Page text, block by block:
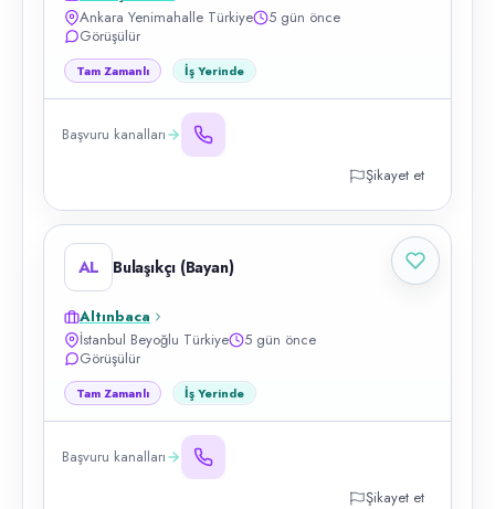
Ankara Yenimahalle Türkiye
5 gün önce
Görüşülür
Tam Zamanlı İş Yerinde
Başvuru kanalları
Şikayet et
AL Bulaşıkçı (Bayan)
Altınbaca
İstanbul Beyoğlu Türkiye
5 gün önce
Görüşülür
Tam Zamanlı İş Yerinde
Başvuru kanalları
Şikayet et